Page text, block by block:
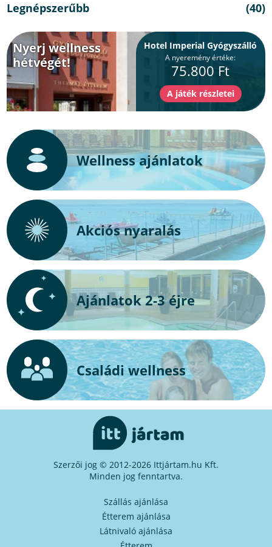
Legnépszerűbb
(40)
Nyerj wellness
hétvégét!
Hotel Imperial Gyógyszálló
A nyeremény értéke:
75.800 Ft
Wellness ajánlatok
Akciós nyaralás
Ajánlatok 2-3 éjre
Családi wellness
Szerzői jog © 2012-2026 Ittjártam.hu Kft.
Minden jog fenntartva.
Szállás ajánlása
Étterem ajánlása
Látnivaló ajánlása